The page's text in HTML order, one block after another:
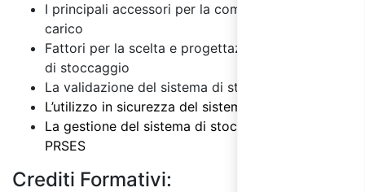
I principali accessori per la composizione del
carico
Fattori per la scelta e progettazione dei sistemi
di stoccaggio
La validazione del sistema di stoccaggio
L’utilizzo in sicurezza del sistema di stoccaggio
La gestione del sistema di stoccaggio e ruolo del
PRSES
Crediti Formativi: